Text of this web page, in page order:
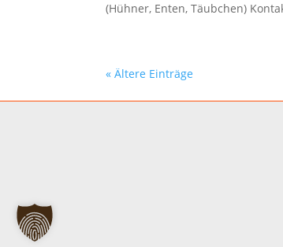
(Hühner, Enten, Täubchen)
« Ältere Einträge